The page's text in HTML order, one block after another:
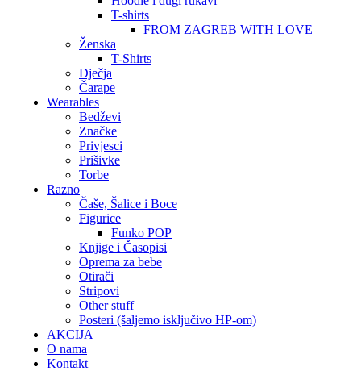
T-shirts
FROM ZAGREB WITH LOVE
Ženska
T-Shirts
Dječja
Čarape
Wearables
Bedževi
Značke
Privjesci
Prišivke
Torbe
Razno
Čaše, Šalice i Boce
Figurice
Funko POP
Knjige i Časopisi
Oprema za bebe
Otirači
Stripovi
Other stuff
Posteri (šaljemo isključivo HP-om)
AKCIJA
O nama
Kontakt